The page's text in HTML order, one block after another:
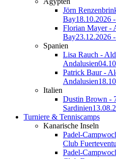
Jörn
Bay18.10.2026
Florian Mayer -
Bay23.12.2026
Spanien
Lisa Rauch -
Andalusien
Patrick Baur -
Andalusien
Italien
Dustin Brown -
Sardinien
Turniere & Tenniscamps
Kanarische Inseln
Padel-
Club
Padel-